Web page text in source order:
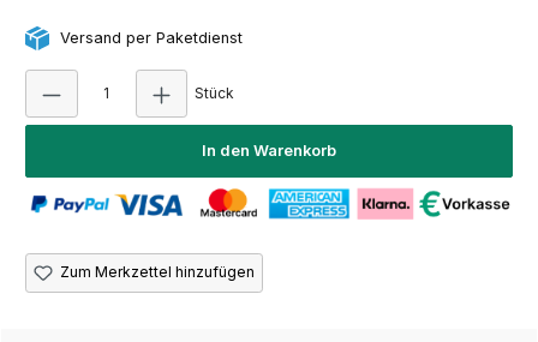
Versand per Paketdienst
Stück
In den Warenkorb
Zum Merkzettel hinzufügen